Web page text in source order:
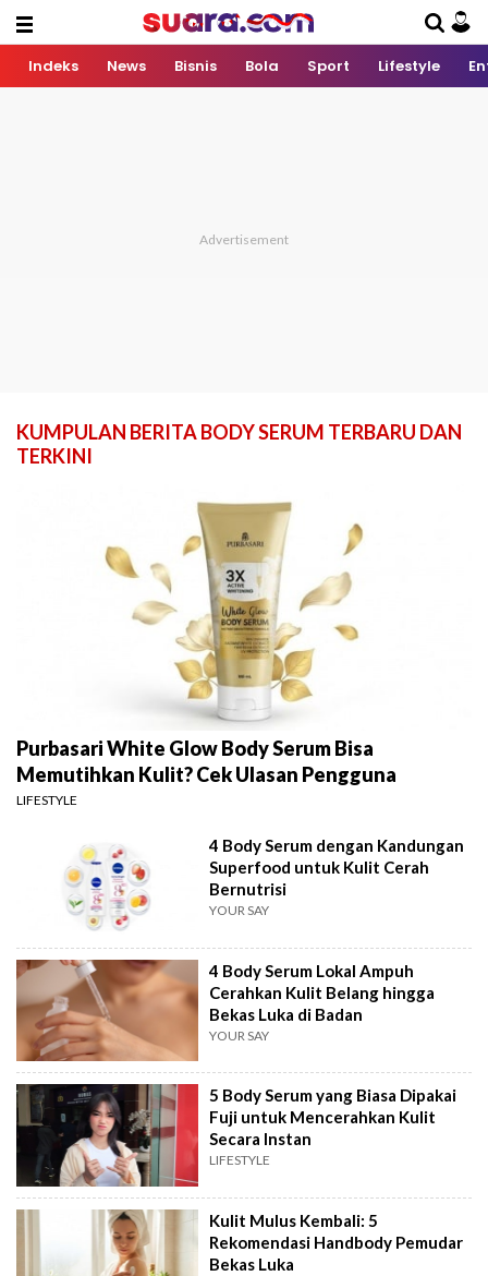
Indeks News Bisnis Bola Sport Lifestyle
KUMPULAN BERITA BODY SERUM TERBARU DAN
TERKINI
Purbasari White Glow Body Serum Bisa
Memutihkan Kulit? Cek Ulasan Pengguna
LIFESTYLE
4 Body Serum dengan Kandungan
Superfood untuk Kulit Cerah
Bernutrisi
YOUR SAY
4 Body Serum Lokal Ampuh
Cerahkan Kulit Belang hingga
Bekas Luka di Badan
YOUR SAY
5 Body Serum yang Biasa Dipakai
Fuji untuk Mencerahkan Kulit
Secara Instan
LIFESTYLE
Kulit Mulus Kembali: 5
Rekomendasi Handbody Pemudar
Bekas Luka